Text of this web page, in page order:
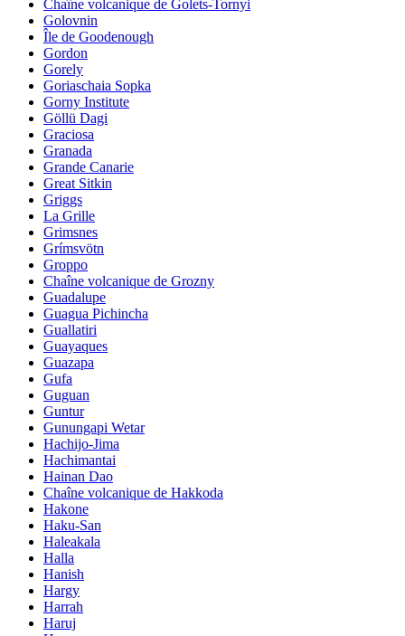
Chaîne volcanique de Golets-Tornyi
Golovnin
Île de Goodenough
Gordon
Gorely
Goriaschaia Sopka
Gorny Institute
Göllü Dagi
Graciosa
Granada
Grande Canarie
Great Sitkin
Griggs
La Grille
Grimsnes
Grímsvötn
Groppo
Chaîne volcanique de Grozny
Guadalupe
Guagua Pichincha
Guallatiri
Guayaques
Guazapa
Gufa
Guguan
Guntur
Gunungapi Wetar
Hachijo-Jima
Hachimantai
Hainan Dao
Chaîne volcanique de Hakkoda
Hakone
Haku-San
Haleakala
Halla
Hanish
Hargy
Harrah
Haruj